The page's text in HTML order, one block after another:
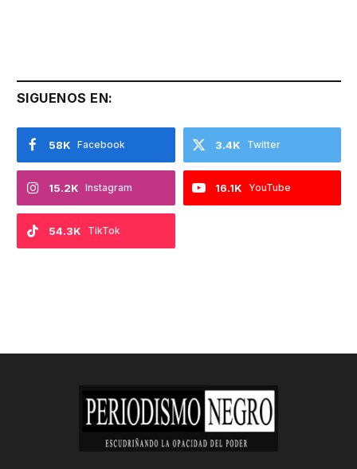
SIGUENOS EN:
Facebook
58K Twitter
3.4K
Instagram
15.2K YouTube
16.1K
TikTok
54.3K